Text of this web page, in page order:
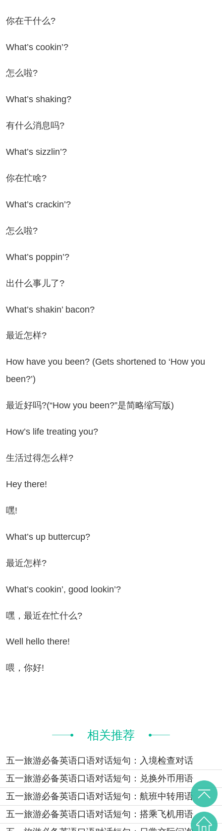
干什么?
cookin’?
么啦?
shaking?
么消息吗?
sizzlin’?
忙啥?
crackin’?
么啦?
poppin’?
么事儿了?
shakin’ bacon?
怎样?
have you been? (Gets shortened to ‘How you
been?’)
好吗?(“How you been?”是简略缩写版)
life treating you?
过得怎么样?
there!
!
up buttercup?
怎样?
cookin’, good lookin’?
最近在忙什么?
hello there!
你好!
相关推荐
五一旅游必备英语口语对话短句：入境检查对话
五一旅游必备英语口语对话短句：兑换外币用语
五一旅游必备英语口语对话短句：航班中转用语
五一旅游必备英语口语对话短句：搭乘飞机用语